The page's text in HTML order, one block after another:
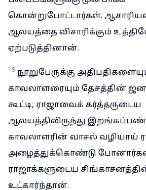
கொன்றுபோட்டார்கள்.
ஆலயத்தை விசாரிக்கும்
ஏற்படுத்தினான்.
19 நூறுபேருக்கு
காவலாளரையும் தேசத்தின்
கூட்டி, ராஜாவைக் கர்த்தருடைய
ஆலயத்திலிருந்து
காவலாளரின் வாசல் வழியாய்
அழைத்துக்கொண்டு
ராஜாக்களுடைய
உட்கார்ந்தான்.